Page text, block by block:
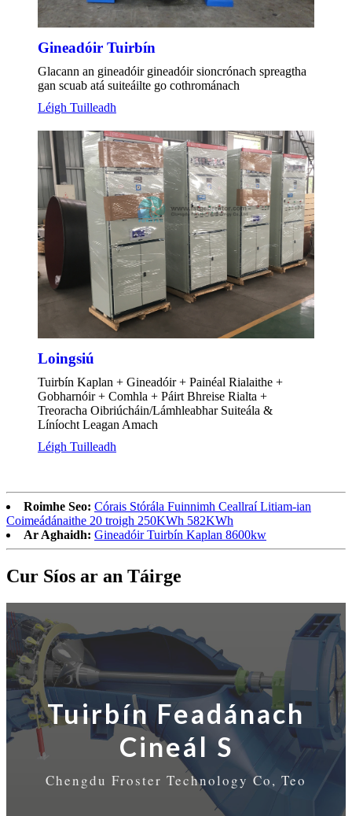
Gineadóir Tuirbín
Glacann an gineadóir gineadóir sioncrónach spreagtha
gan scuab atá suiteáilte go cothrománach
Léigh Tuilleadh
Loingsiú
Tuirbín Kaplan + Gineadóir + Painéal Rialaithe +
Gobharnóir + Comhla + Páirt Bhreise Rialta +
Treoracha Oibriúcháin/Lámhleabhar Suiteála &
Líníocht Leagan Amach
Léigh Tuilleadh
Roimhe Seo: Córais Stórála Fuinnimh Ceallraí Litiam-ian
Coimeádánaithe 20 troigh 250KWh 582KWh
Ar Aghaidh: Gineadóir Tuirbín Kaplan 8600kw
Cur Síos ar an Táirge
Tuirbín Feadánach
Cineál S
Chengdu Froster Technology Co, Teo